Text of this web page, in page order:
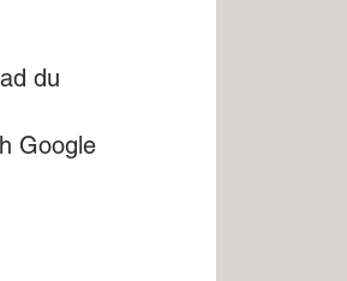
du
Google